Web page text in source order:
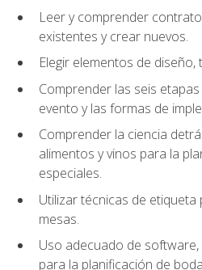
Leer y comprender
existentes y crear nuevos.
Elegir elementos de diseño,
Comprender las seis
evento y las formas de
Comprender la ciencia
alimentos y vinos para la
especiales.
Utilizar técnicas de
mesas.
Uso adecuado de
para la planificación de